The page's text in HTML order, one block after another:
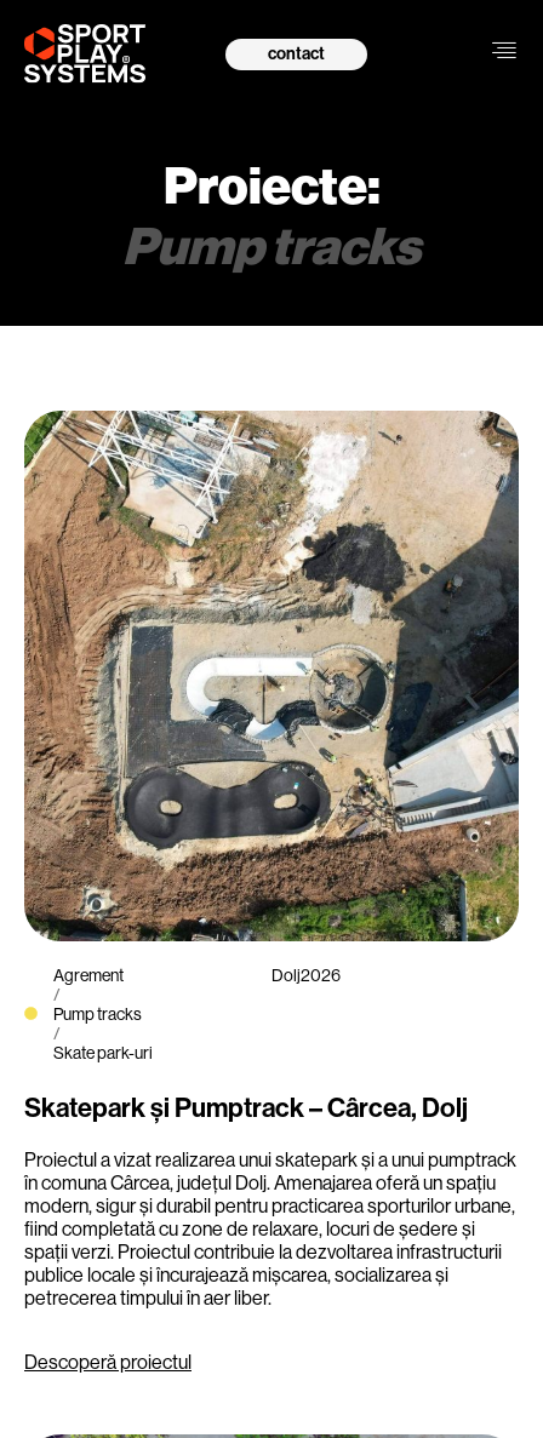
contact
Proiecte:
Pump tracks
Agrement
/
Pump tracks
/
Skate park-uri
Dolj2026
Skatepark și Pumptrack – Cârcea, Dolj
Proiectul a vizat realizarea unui skatepark și a unui pumptrack
în comuna Cârcea, județul Dolj. Amenajarea oferă un spațiu
modern, sigur și durabil pentru practicarea sporturilor urbane,
fiind completată cu zone de relaxare, locuri de ședere și
spații verzi. Proiectul contribuie la dezvoltarea infrastructurii
publice locale și încurajează mișcarea, socializarea și
petrecerea timpului în aer liber.
Descoperă proiectul